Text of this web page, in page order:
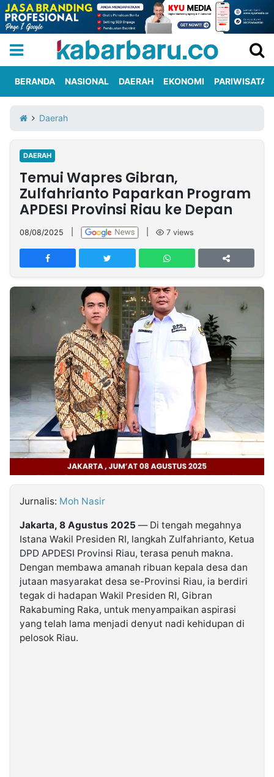
Iklan
Berita
Kami
Nasional
International
Olahraga
Entertainment
Daerah
Pariwisata
Kuliner
Kolom
Network
PT
TREETAN
INDONESIA
Insight
Suara
Lens
Daily
Jalan
Idealita
Kita
Radar
Seedbacklink
Follow
Kabarbaru
Kabarbaru.co
2026
Kabarbaru
BERANDA NASIONAL DAERAH EKONOMI PARIWISATA
Daerah
DAERAH
Temui Wapres Gibran,
Zulfahrianto Paparkan Program
APDESI Provinsi Riau ke Depan
08/08/2025 7 views
Jurnalis: Moh Nasir
Jakarta, 8 Agustus 2025 — Di tengah megahnya
Istana Wakil Presiden RI, langkah Zulfahrianto, Ketua
DPD APDESI Provinsi Riau, terasa penuh makna.
Dengan membawa amanah ribuan kepala desa dan
jutaan masyarakat desa se-Provinsi Riau, ia berdiri
tegak di hadapan Wakil Presiden RI, Gibran
Rakabuming Raka, untuk menyampaikan aspirasi
yang telah lama menjadi denyut nadi kehidupan di
pelosok Riau.